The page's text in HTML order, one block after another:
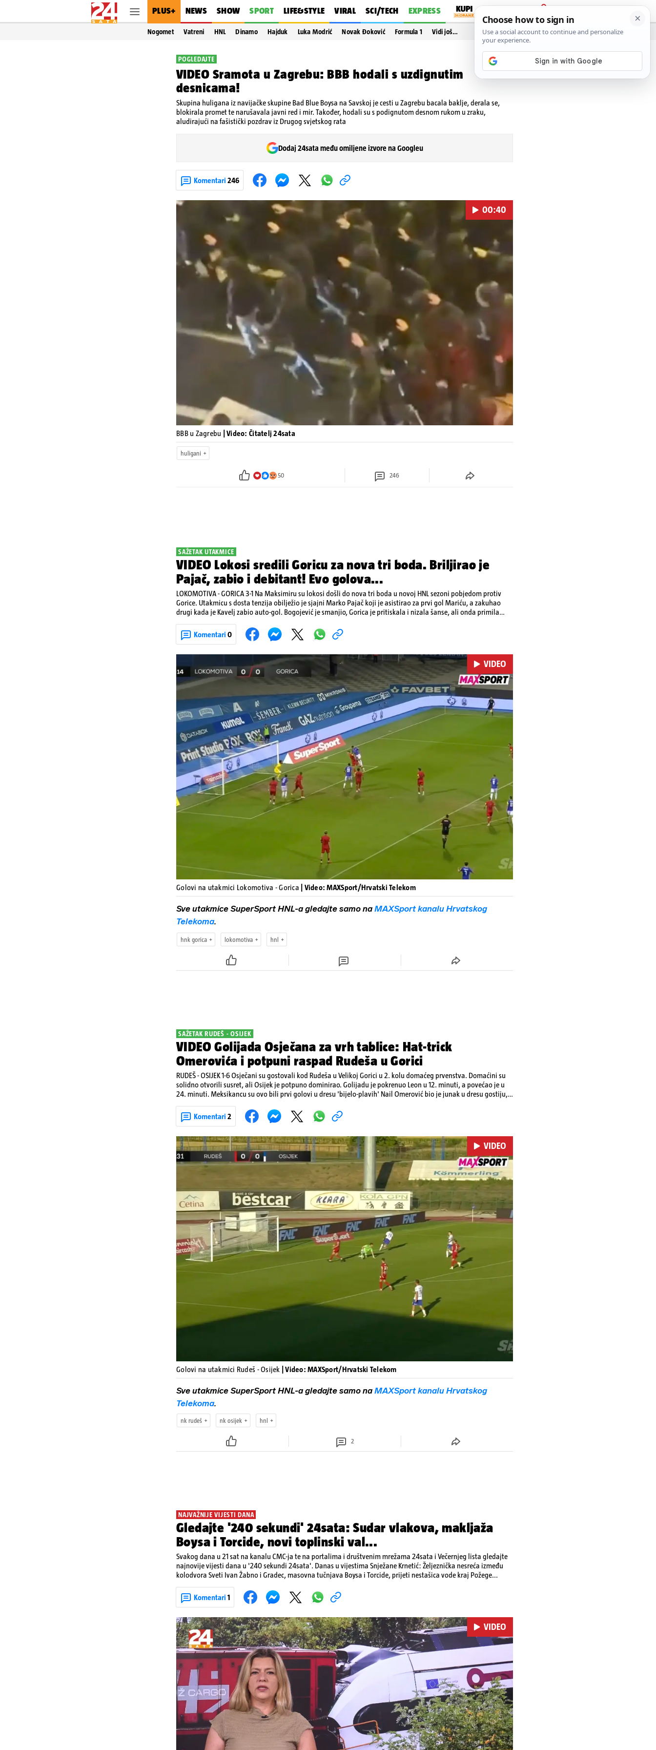
PLUS+ NEWS SHOW SPORT LIFE&STYLE VIRAL SCI/TECH EXPRESS
PRIJAVA
Nogomet Vatreni HNL Dinamo Hajduk Luka Modrić Novak Đoković Formula 1 Vidi još…
POGLEDAJTE
VIDEO Sramota u Zagrebu: BBB hodali s uzdignutim
desnicama!
Skupina huligana iz navijačke skupine Bad Blue Boysa na Savskoj je cesti u Zagrebu bacala baklje, derala se,
blokirala promet te narušavala javni red i mir. Također, hodali su s podignutom desnom rukom u zraku,
aludirajući na fašistički pozdrav iz Drugog svjetskog rata
Dodaj 24sata među omiljene izvore na Googleu
Komentari 246
Pokretanje videa...
00:40
BBB u Zagrebu | Video: Čitatelj 24sata
huligani
50 246
SAŽETAK UTAKMICE
VIDEO Lokosi sredili Goricu za nova tri boda. Briljirao je
Pajač, zabio i debitant! Evo golova...
LOKOMOTIVA - GORICA 3-1 Na Maksimiru su lokosi došli do nova tri boda u novoj HNL sezoni pobjedom protiv
Gorice. Utakmicu s dosta tenzija obilježio je sjajni Marko Pajač koji je asistirao za prvi gol Mariću, a zakuhao
drugi kada je Kavelj zabio auto-gol. Bogojević je smanjio, Gorica je pritiskala i nizala šanse, ali onda primila
Komentari 0
Pokretanje videa...
VIDEO
Golovi na utakmici Lokomotiva - Gorica | Video: MAXSport/Hrvatski Telekom
Sve utakmice SuperSport HNL-a gledajte samo na MAXSport kanalu Hrvatskog
Telekoma.
hnk gorica lokomotiva hnl
SAŽETAK RUDEŠ - OSIJEK
VIDEO Golijada Osječana za vrh tablice: Hat-trick
Omerovića i potpuni raspad Rudeša u Gorici
RUDEŠ - OSIJEK 1-6 Osječani su gostovali kod Rudeša u Velikoj Gorici u 2. kolu domaćeg prvenstva. Domaćini su
solidno otvorili susret, ali Osijek je potpuno dominirao. Golijadu je pokrenuo Leon u 12. minuti, a povećao je u
24. minuti. Meksikancu su ovo bili prvi golovi u dresu 'bijelo-plavih' Nail Omerović bio je junak u dresu gostiju,
Gorici upisao se i Arnel Jakupović golom u 69. minuti. Utješni gol za smanjenje zaostatka u dresu Rudeša zabio
je Ilečić u 84. minuti. Osijek je s tri boda na prvom mjestu tablice HNL-a
Komentari 2
Pokretanje videa...
VIDEO
Golovi na utakmici Rudeš - Osijek | Video: MAXSport/Hrvatski Telekom
Sve utakmice SuperSport HNL-a gledajte samo na MAXSport kanalu Hrvatskog
Telekoma.
nk rudeš nk osijek hnl
2
NAJVAŽNIJE VIJESTI DANA
Gledajte '240 sekundi' 24sata: Sudar vlakova, makljaža
Boysa i Torcide, novi toplinski val...
Svakog dana u 21 sat na kanalu CMC-ja te na portalima i društvenim mrežama 24sata i Večernjeg lista gledajte
najnovije vijesti dana u '240 sekundi 24sata'. Danas u vijestima Snježane Krnetić: Željeznička nesreća između
kolodvora Sveti Ivan Žabno i Gradec, masovna tučnjava Boysa i Torcide, prijeti nestašica vode kraj Požege...
Komentari 1
Pokretanje videa...
VIDEO